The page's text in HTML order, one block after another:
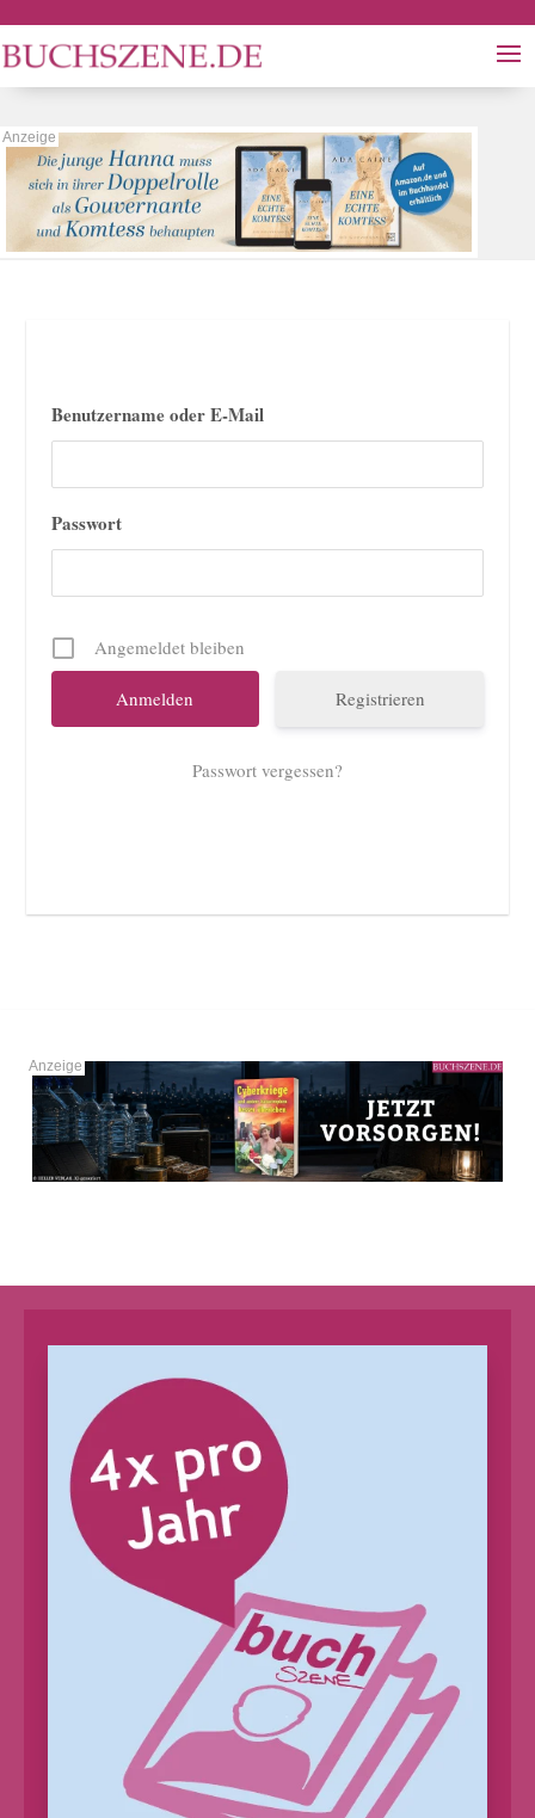
Benutzername oder E-Mail
Passwort
Angemeldet bleiben
Registrieren
Passwort vergessen?